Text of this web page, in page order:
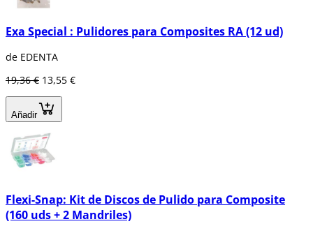
Exa Special : Pulidores para Composites RA (12 ud)
de EDENTA
19,36 € 13,55 €
Añadir
Flexi-Snap: Kit de Discos de Pulido para Composite
(160 uds + 2 Mandriles)